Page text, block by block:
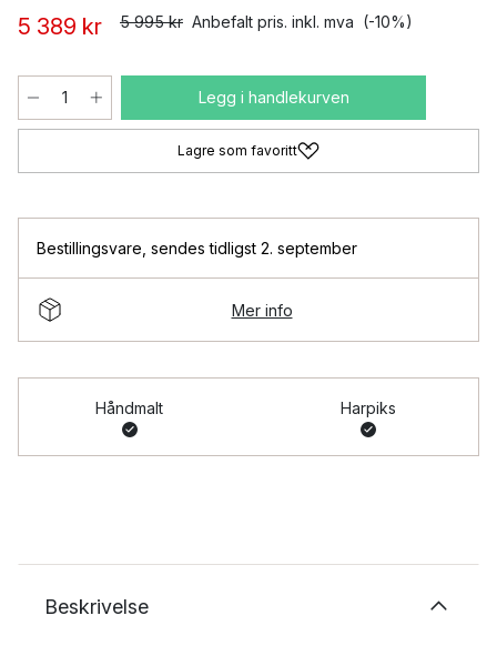
5 389 kr 5 995 kr Anbefalt pris. inkl. mva (-10%)
Legg i handlekurven
Lagre som favoritt
Bestillingsvare sendes tidligst 2. september
Mer info
Håndmalt Harpiks
Beskrivelse